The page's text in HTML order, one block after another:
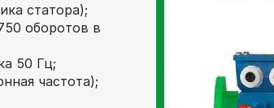
статора);
оборотов в
50 Гц;
частота);